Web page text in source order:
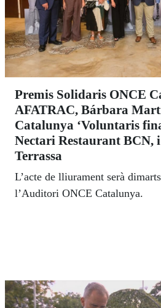
Premis Solidaris ONCE
AFATRAC, Bárbara
Catalunya ‘Voluntaris
Nectari Restaurant BCN,
Terrassa
L’acte de lliurament serà
l’Auditori ONCE Catalunya.